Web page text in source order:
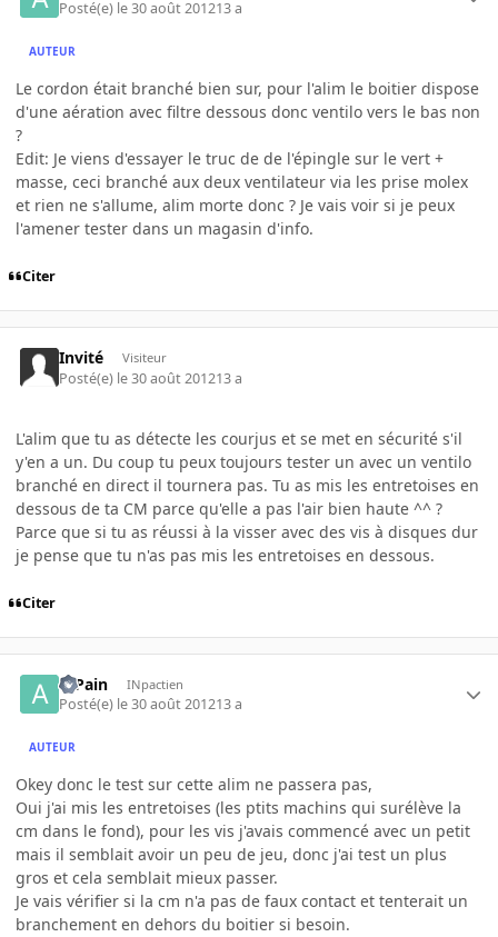
Posté(e) le 30 août 201213 a
AUTEUR
Le cordon était branché bien sur, pour l'alim le boitier dispose
d'une aération avec filtre dessous donc ventilo vers le bas non
?
Edit: Je viens d'essayer le truc de de l'épingle sur le vert +
masse, ceci branché aux deux ventilateur via les prise molex
et rien ne s'allume, alim morte donc ? Je vais voir si je peux
l'amener tester dans un magasin d'info.
Citer
Invité Visiteur
Posté(e) le 30 août 201213 a
L'alim que tu as détecte les courjus et se met en sécurité s'il
y'en a un. Du coup tu peux toujours tester un avec un ventilo
branché en direct il tournera pas. Tu as mis les entretoises en
dessous de ta CM parce qu'elle a pas l'air bien haute ^^ ?
Parce que si tu as réussi à la visser avec des vis à disques dur
je pense que tu n'as pas mis les entretoises en dessous.
Citer
atPain INpactien
Posté(e) le 30 août 201213 a
AUTEUR
Okey donc le test sur cette alim ne passera pas,
Oui j'ai mis les entretoises (les ptits machins qui surélève la
cm dans le fond), pour les vis j'avais commencé avec un petit
mais il semblait avoir un peu de jeu, donc j'ai test un plus
gros et cela semblait mieux passer.
Je vais vérifier si la cm n'a pas de faux contact et tenterait un
branchement en dehors du boitier si besoin.